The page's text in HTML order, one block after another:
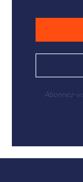
Abonnez-